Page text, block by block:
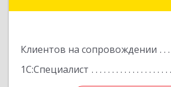
Клиентов на сопровождении
1С:Специалист